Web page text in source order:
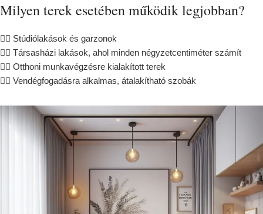
Milyen terek esetében működik legjobban?
👌🏻 Stúdiólakások és garzonok
👌🏻 Társasházi lakások, ahol minden négyzetcentiméter számít
👌🏻 Otthoni munkavégzésre kialakított terek
👌🏻 Vendégfogadásra alkalmas, átalakítható szobák